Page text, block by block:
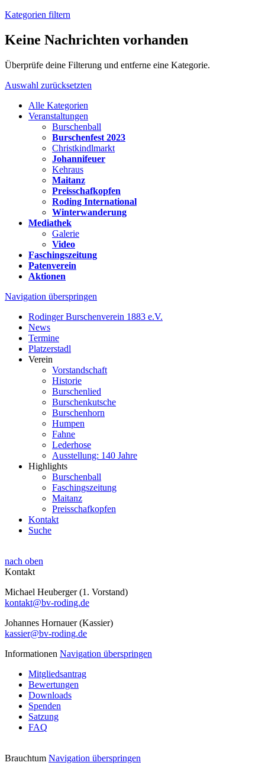
Kategorien filtern
Keine Nachrichten vorhanden
Überprüfe deine Filterung und entferne eine Kategorie.
Auswahl zurücksetzten
Alle Kategorien
Veranstaltungen
Burschenball
Burschenfest 2023
Christkindlmarkt
Johannifeuer
Kehraus
Maitanz
Preisschafkopfen
Roding International
Winterwanderung
Mediathek
Galerie
Video
Faschingszeitung
Patenverein
Aktionen
Navigation überspringen
Rodinger Burschenverein 1883 e.V.
News
Termine
Platzerstadl
Verein
Vorstandschaft
Historie
Burschenlied
Burschenkutsche
Burschenhorn
Humpen
Fahne
Lederhose
Ausstellung: 140 Jahre
Highlights
Burschenball
Faschingszeitung
Maitanz
Preisschafkopfen
Kontakt
Suche
nach oben
Kontakt
Michael Heuberger (1. Vorstand)
kontakt@bv-roding.de
Johannes Hornauer (Kassier)
kassier@bv-roding.de
Informationen Navigation überspringen
Mitgliedsantrag
Bewertungen
Downloads
Spenden
Satzung
FAQ
Brauchtum Navigation überspringen